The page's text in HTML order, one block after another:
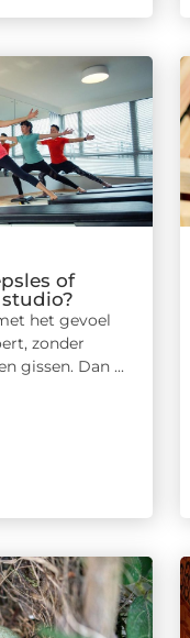
of
het gevoel
zonder
gissen. Dan ...